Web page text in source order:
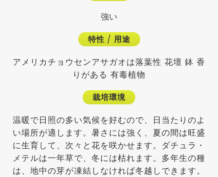
強い
特性/ 用途
アメリカチョウセンアサガオは落葉性 花壇 鉢 香
りがある 有毒植物
栽培環境
温暖で日照の多い気候を好むので、日当たりのよ
い場所が適します。暑さには強く、夏の間は旺盛
に生育して、次々と花を咲かせます。ダチュラ・
メテルは一年草で、冬には枯れます。多年生の種
は、地中の芽が凍結しなければ冬越しできます。